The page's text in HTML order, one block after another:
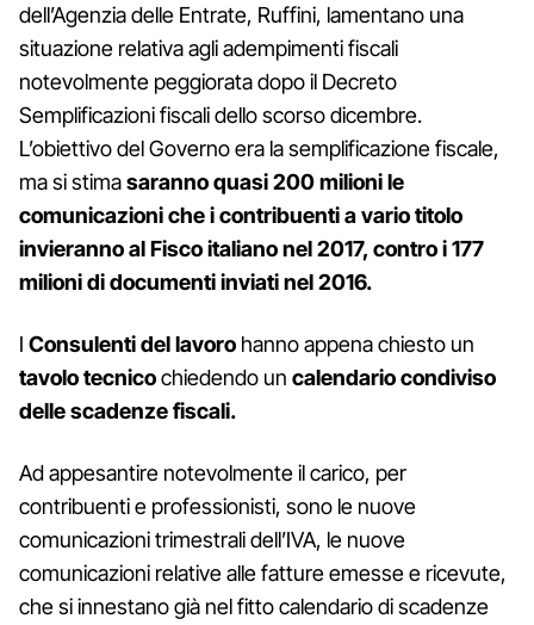
dell’Agenzia delle Entrate, Ruffini, lamentano una
situazione relativa agli adempimenti fiscali
notevolmente peggiorata dopo il Decreto
Semplificazioni fiscali dello scorso dicembre.
L’obiettivo del Governo era la semplificazione fiscale,
ma si stimasaranno quasi 200 milioni le
comunicazioni che i contribuenti a vario titolo
invieranno al Fisco italiano nel 2017, contro i 177
milioni di documenti inviati nel 2016.
I Consulenti del lavoro hanno appena chiesto un
tavolo tecnicochiedendo un calendario condiviso
delle scadenze fiscali.
Ad appesantire notevolmente il carico, per
contribuenti e professionisti, sono le nuove
comunicazioni trimestrali dell’IVA, le nuove
comunicazioni relative alle fatture emesse e ricevute,
che si innestano già nel fitto calendario di scadenze